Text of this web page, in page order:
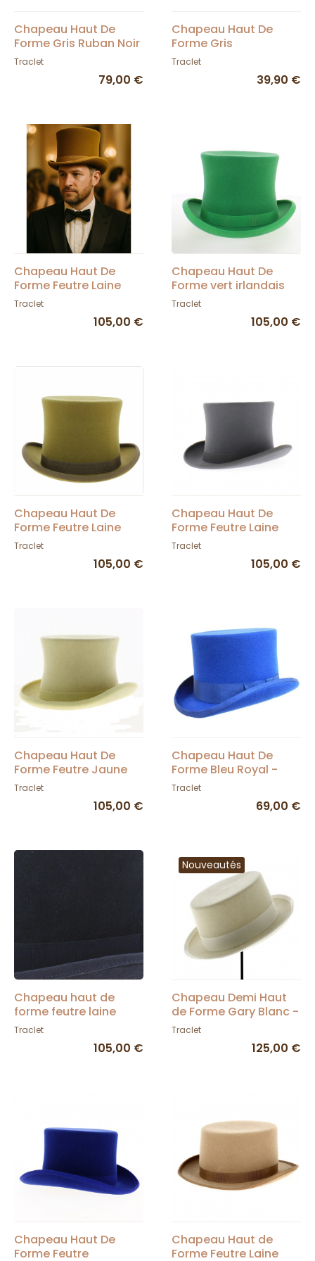
Chapeau Haut De
Forme Gris Ruban Noir
- Traclet
Traclet
79,00 €
Chapeau Haut De
Forme Gris
Traclet
39,90 €
Chapeau Haut De
Forme Feutre Laine
Bronze - Traclet
Traclet
105,00 €
Chapeau Haut De
Forme vert irlandais
Made in France Feutre
laine - Traclet
Traclet
105,00 €
Chapeau Haut De
Forme Feutre Laine
Bronze - marron -
Traclet
105,00 €
Chapeau Haut De
Forme Feutre Laine
Gris - Traclet
Traclet
105,00 €
Chapeau Haut De
Forme Feutre Jaune
pâle - Traclet
Traclet
105,00 €
Chapeau Haut De
Forme Bleu Royal -
Traclet
Traclet
69,00 €
Chapeau haut de
forme feutre laine
marine - Traclet
Traclet
105,00 €
Nouveautés
Chapeau Demi Haut
de Forme Gary Blanc -
Traclet
Traclet
125,00 €
Chapeau Haut De
Forme Feutre
Chapeau Haut de
Forme Feutre Laine